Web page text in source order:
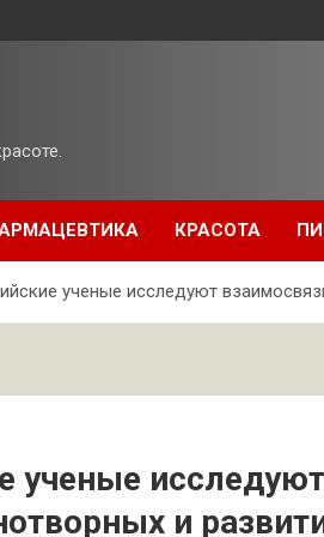
КРАСОТА
ученые исследуют
ученые
и